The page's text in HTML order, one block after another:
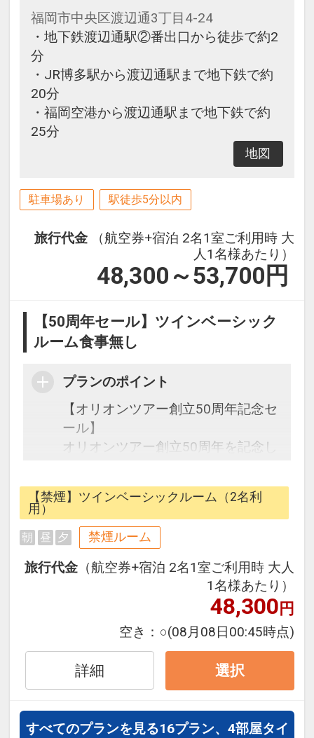
福岡市中央区渡辺通3丁目4-24
・地下鉄渡辺通駅②番出口から徒歩で約2
分
・JR博多駅から渡辺通駅まで地下鉄で約
20分
・福岡空港から渡辺通駅まで地下鉄で約
25分
地図
駐車場あり 駅徒歩5分以内
旅行代金
（航空券+宿泊 2名1室ご利用時 大
人1名様あたり）
48,300～53,700 円
【50周年セール】ツインベーシック
ルーム食事無し
プランのポイント
【オリオンツアー創立50周年記念セ
ール】
オリオンツアー創立50周年を記念し
往復の航空券と宿泊がセットになっ
たスタンダードの＜食事なし＞プラ
ンです。
フライトと宿泊を自由に組み合わせ
できるダイナミックパッケージだか
ら、一都市滞在はもちろん周遊旅行
旅行期間中の1泊だけの宿泊や延
泊・飛び泊なども自由自在です。
JALマイレージ会員の方にはフライ
トマイルが50%貯まります。
【禁煙】ツインベーシックルーム（2名利
用）
朝 昼 夕 禁煙ルーム
旅行代金 （航空券+宿泊 2名1室ご利用時 大人
1名様あたり）
48,300円
空き： ○(08月08日00:45時点)
詳細 選択
すべてのプランを見る16プラン、4部屋タイ